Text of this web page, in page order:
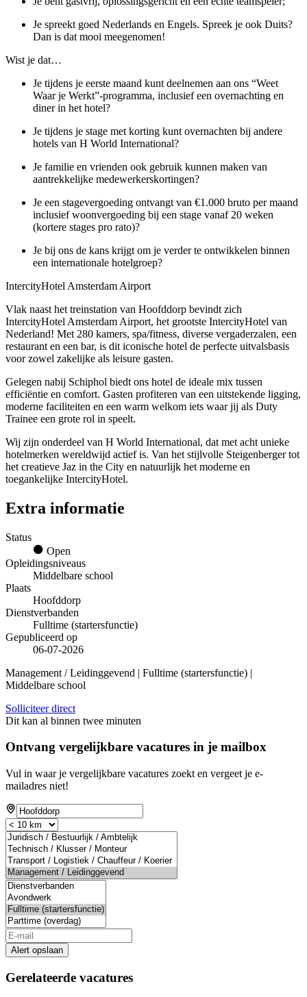
Je spreekt goed Nederlands en Engels. Spreek je ook Duits?
Dan is dat mooi meegenomen!
Wist je dat…
Je tijdens je eerste maand kunt deelnemen aan ons “Weet
Waar je Werkt”-programma, inclusief een overnachting en
diner in het hotel?
Je tijdens je stage met korting kunt overnachten bij andere
hotels van H World International?
Je familie en vrienden ook gebruik kunnen maken van
aantrekkelijke medewerkerskortingen?
Je een stagevergoeding ontvangt van €1.000 bruto per maand
inclusief woonvergoeding bij een stage vanaf 20 weken
(kortere stages pro rato)?
Je bij ons de kans krijgt om je verder te ontwikkelen binnen
een internationale hotelgroep?
IntercityHotel Amsterdam Airport
Vlak naast het treinstation van Hoofddorp bevindt zich
IntercityHotel Amsterdam Airport, het grootste IntercityHotel van
Nederland! Met 280 kamers, spa/fitness, diverse vergaderzalen, een
restaurant en een bar, is dit iconische hotel de perfecte uitvalsbasis
voor zowel zakelijke als leisure gasten.
Gelegen nabij Schiphol biedt ons hotel de ideale mix tussen
efficiëntie en comfort. Gasten profiteren van een uitstekende ligging,
moderne faciliteiten en een warm welkom iets waar jij als Duty
Trainee een grote rol in speelt.
Wij zijn onderdeel van H World International, dat met acht unieke
hotelmerken wereldwijd actief is. Van het stijlvolle Steigenberger tot
het creatieve Jaz in the City en natuurlijk het moderne en
toegankelijke IntercityHotel.
Extra informatie
Status
Open
Opleidingsniveaus
Middelbare school
Plaats
Hoofddorp
Dienstverbanden
Fulltime (startersfunctie)
Gepubliceerd op
06-07-2026
Management / Leidinggevend | Fulltime (startersfunctie) |
Middelbare school
Solliciteer direct
Dit kan al binnen twee minuten
Ontvang vergelijkbare vacatures in je mailbox
Vul in waar je vergelijkbare vacatures zoekt en vergeet je e-
mailadres niet!
Alert opslaan
Gerelateerde vacatures